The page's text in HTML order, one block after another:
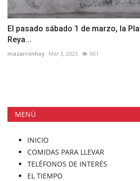
El pasado sábado 1 de marzo, la
Reya...
mazarronhoy Mar 3, 2025 661
MENÚ
INICIO
COMIDAS PARA LLEVAR
TELÉFONOS DE INTERÉS
EL TIEMPO